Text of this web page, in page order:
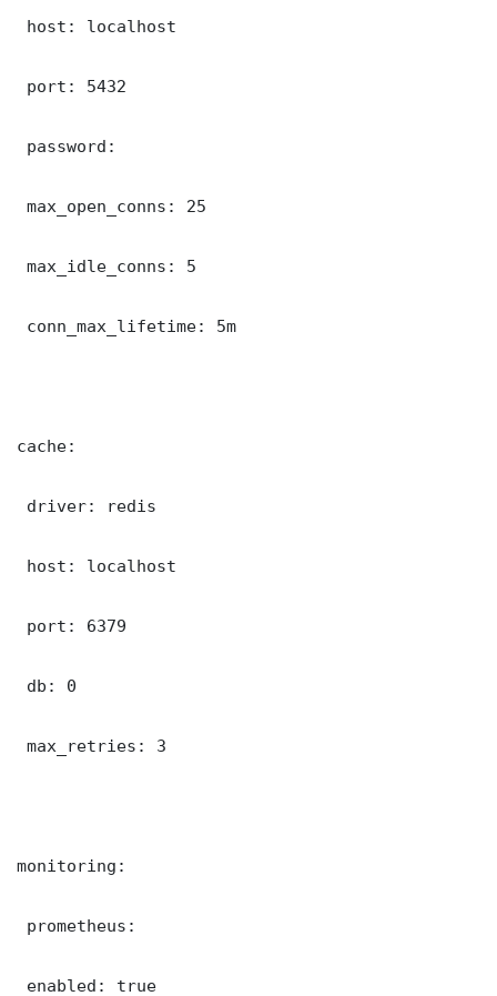
host: localhost
port: 5432
password:
max_open_conns: 25
max_idle_conns: 5
conn_max_lifetime: 5m
cache:
driver: redis
host: localhost
port: 6379
db: 0
max_retries: 3
monitoring:
prometheus:
enabled: true